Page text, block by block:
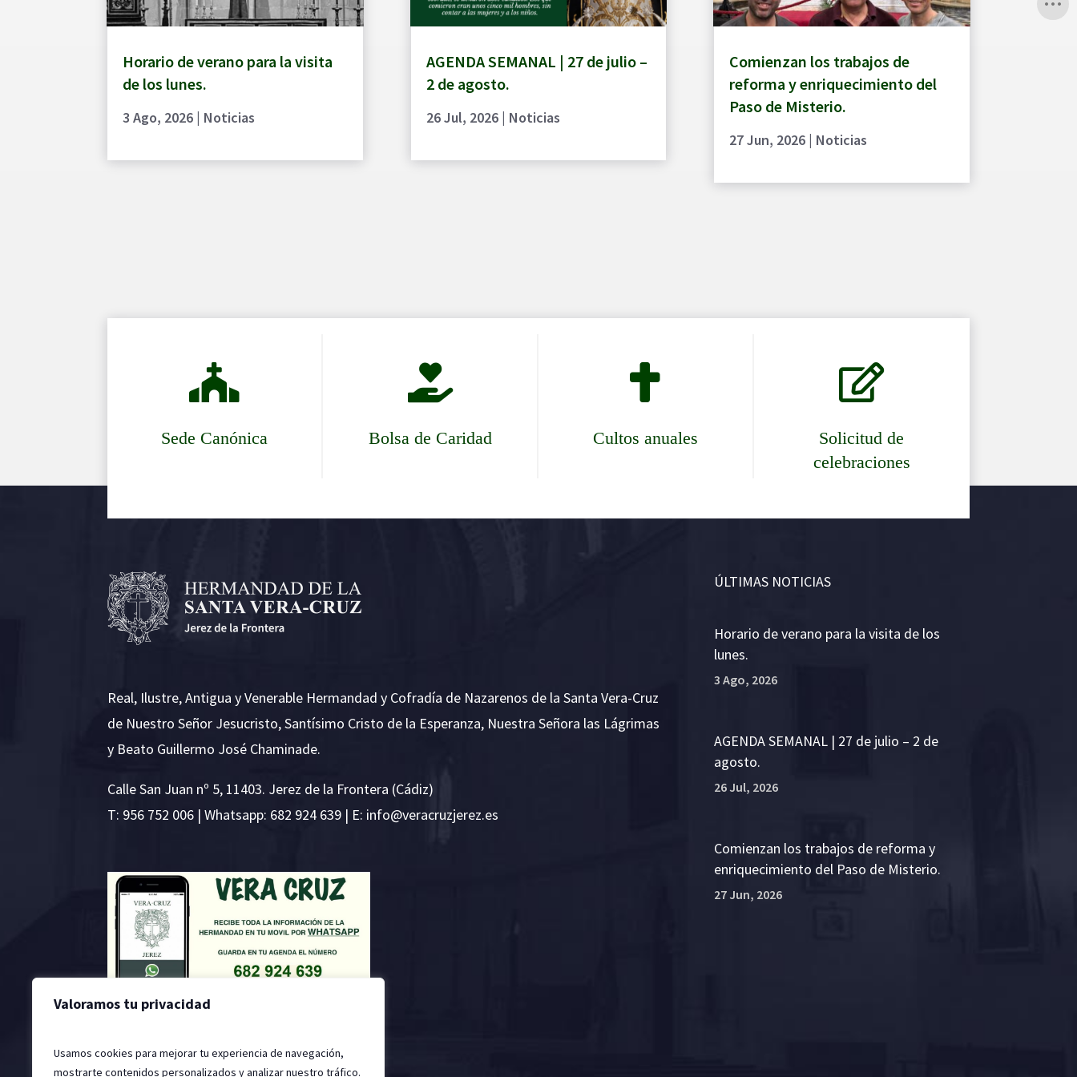
Valoramos tu privacidad
Usamos cookies para mejorar tu experiencia de navegación,
mostrarte contenidos personalizados y analizar nuestro tráfico.
Horario de verano para la visita
de los lunes.
3 Ago, 2026 | Noticias
AGENDA SEMANAL | 27 de julio –
2 de agosto.
26 Jul, 2026| Noticias
Comienzan los trabajos de
reforma y enriquecimiento del
Paso de Misterio.
27 Jun, 2026| Noticias

Sede Canónica

Bolsa de Caridad

Cultos anuales

Solicitud de
celebraciones
Real, Ilustre, Antigua y Venerable Hermandad y Cofradía de Nazarenos de la Santa Vera-Cruz
de Nuestro Señor Jesucristo, Santísimo Cristo de la Esperanza, Nuestra Señora las Lágrimas
y Beato Guillermo José Chaminade.
Calle San Juan nº 5, 11403. Jerez de la Frontera (Cádiz)
T: 956 752 006 | Whatsapp: 682 924 639 | E: se.ze
rejzu
rcare
v@ofn
i
ÚLTIMAS NOTICIAS
Horario de verano para la visita de los
lunes.
3 Ago, 2026
AGENDA SEMANAL | 27 de julio – 2 de
agosto.
26 Jul, 2026
Comienzan los trabajos de reforma y
enriquecimiento del Paso de Misterio.
27 Jun, 2026